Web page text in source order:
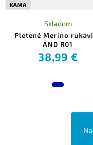
KAMA
Pletené Merino
AND R01
Skladom
38,99 €